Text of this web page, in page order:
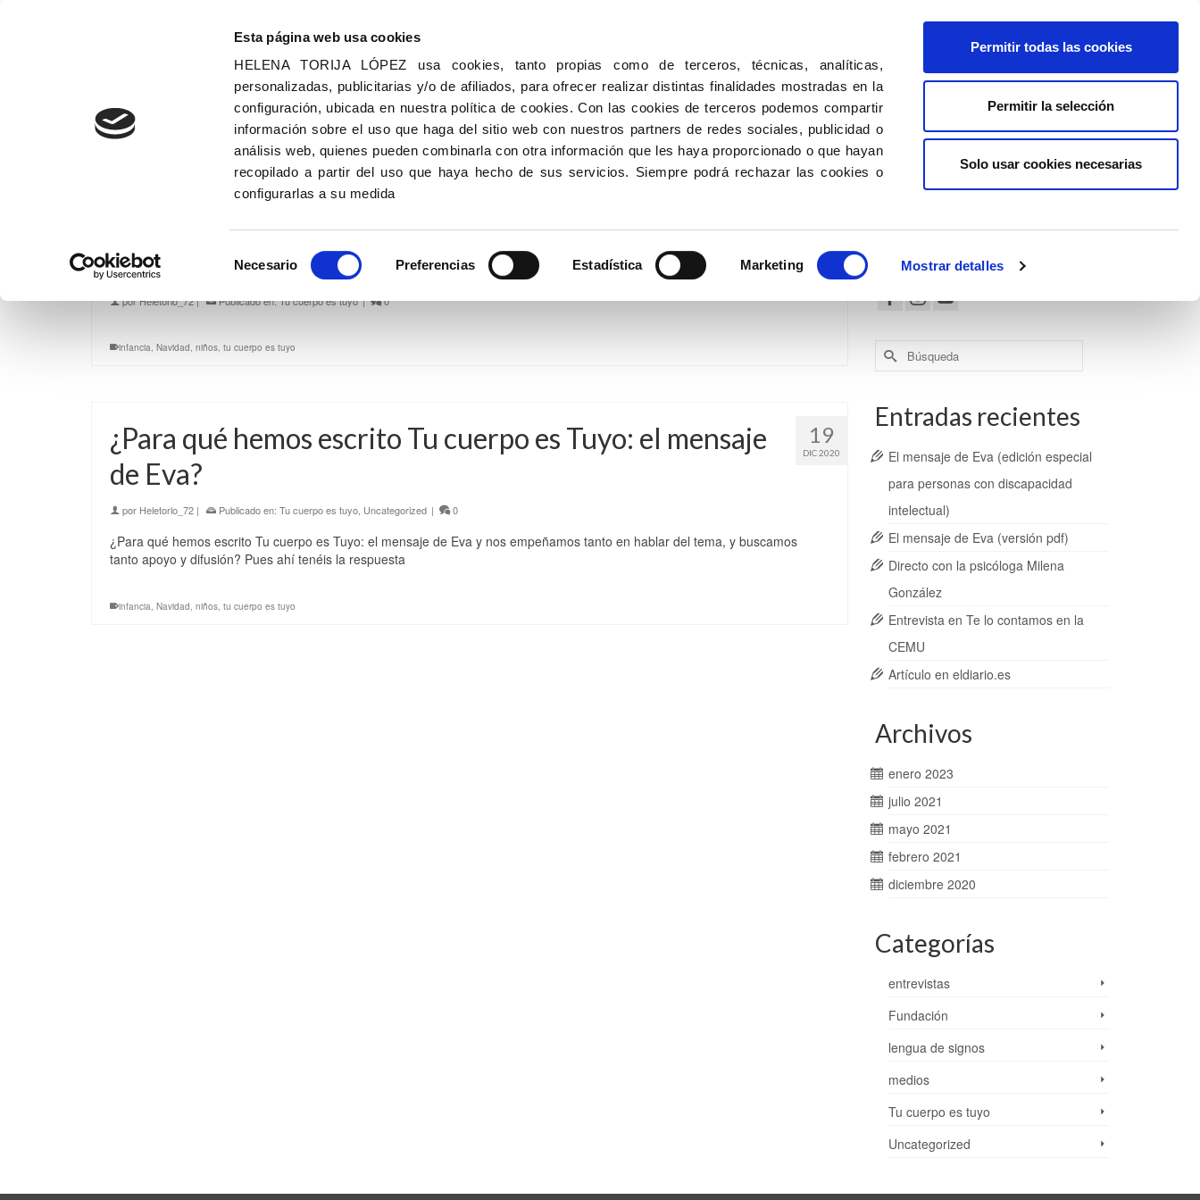
Esta página web usa cookies
HELENA TORIJA LÓPEZ usa cookies, tanto propias como de terceros, técnicas, analíticas,
personalizadas, publicitarias y/o de afiliados, para ofrecer realizar distintas finalidades mostradas en la
configuración, ubicada en nuestra política de cookies. Con las cookies de terceros podemos compartir
información sobre el uso que haga del sitio web con nuestros partners de redes sociales, publicidad o
análisis web, quienes pueden combinarla con otra información que les haya proporcionado o que hayan
recopilado a partir del uso que haya hecho de sus servicios. Siempre podrá rechazar las cookies o
configurarlas a su medida
de
Necesario Preferencias Estadística Marketing Mostrar detalles
Permitir todas las cookies
Permitir la selección
Solo usar cookies necesarias
Últimas Noticias Contacto
26
DIC 2020
Deseos para todos los niños y niñas en el 2021
porHeletorlo_72| Publicado en:Tu cuerpo es tuyo | 0
infancia, Navidad, niños, tu cuerpo es tuyo
19
DIC 2020
¿Para qué hemos escrito Tu cuerpo es Tuyo: el mensaje
de Eva?
por Heletorlo_72 | Publicado en: Tu cuerpo es tuyo Uncategorized | 0
¿Para qué hemos escrito Tu cuerpo es Tuyo: el mensaje de Eva y nos empeñamos tanto en hablar del tema, y buscamos
tanto apoyo y difusión? Pues ahí tenéis la respuesta
infancia, Navidad, niños, tu cuerpo es tuyo
Síguenos en:
Buscar
por:
Entradas recientes
El mensaje de Eva (edición especial
para personas con discapacidad
intelectual)
El mensaje de Eva (versión pdf)
Directo con la psicóloga Milena
González
Entrevista en Te lo contamos en la
CEMU
Artículo en eldiario.es
Archivos
enero 2023
julio 2021
mayo 2021
febrero 2021
diciembre 2020
Categorías
entrevistas
Fundación
lengua de signos
medios
Tu cuerpo es tuyo
Uncategorized